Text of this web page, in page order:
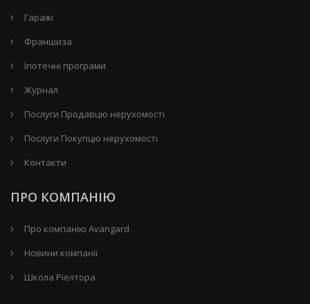
Гаражі
Франшиза
Іпотечні програми
Журнал
Послуги Продавцю нерухомості
Послуги Покупцю нерухомості
Контакти
ПРО КОМПАНІЮ
Про компанію Avangard
Новини компанії
Школа Ріелтора